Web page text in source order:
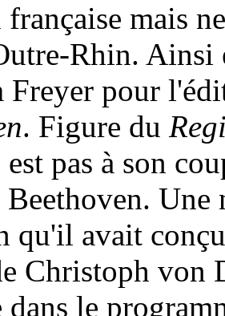
mais
Rhin.
Freyer pour
. Figure du
est pas à son
qu'il avait
Christoph von
le